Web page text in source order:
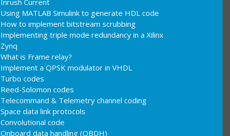
Using MATLAB Simulink to generate HDL code
How to implement bitstream scrubbing
Implementing triple mode redundancy in a Xilinx
Zynq
What is Frame relay?
Implement a QPSK modulator in VHDL
Turbo codes
Reed-Solomon codes
Telecommand & Telemetry channel coding
Space data link protocols
Convolutional code
Onboard data handling (OBDH)